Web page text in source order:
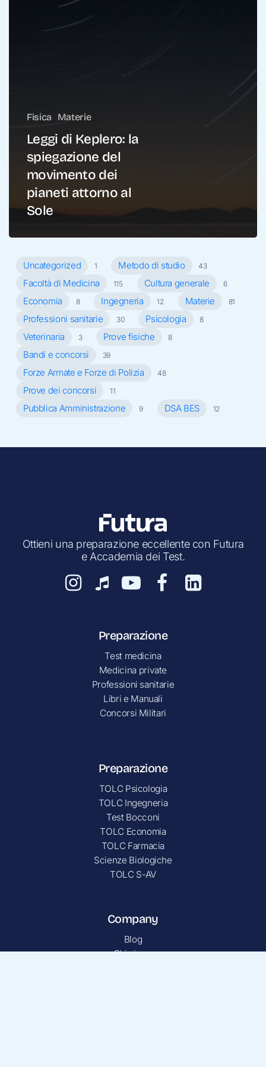
Uncategorized 1 Metodo di studio 43
Facoltà di Medicina 115 Cultura generale 6
Economia 8 Ingegneria 12 Materie 81
Professioni sanitarie 30 Psicologia 8
Veterinaria 3 Prove fisiche 8
Bandi e concorsi 39
Forze Armate e Forze di Polizia 48
Prove dei concorsi 11
Pubblica Amministrazione 9 DSA BES 12
Fisica Materie
Leggi di Keplero: la
spiegazione del
movimento dei
pianeti attorno al
Sole
Ottieni una preparazione eccellente con Futura
e Accademia dei Test.
Preparazione
Test medicina
Medicina private
Professioni sanitarie
Libri e Manuali
Concorsi Militari
Preparazione
TOLC Psicologia
TOLC Ingegneria
Test Bocconi
TOLC Economia
TOLC Farmacia
Scienze Biologiche
TOLC S-AV
Company
Blog
Chi siamo